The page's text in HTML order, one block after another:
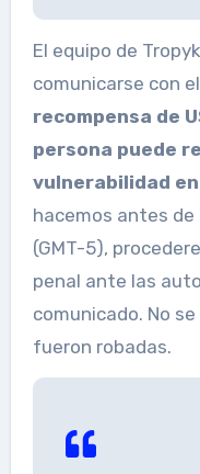
El equipo de
comunicarse con
recompensa de
persona puede
vulnerabilidad
hacemos antes de
(GMT-5),
penal ante las
comunicado. No
fueron robadas.